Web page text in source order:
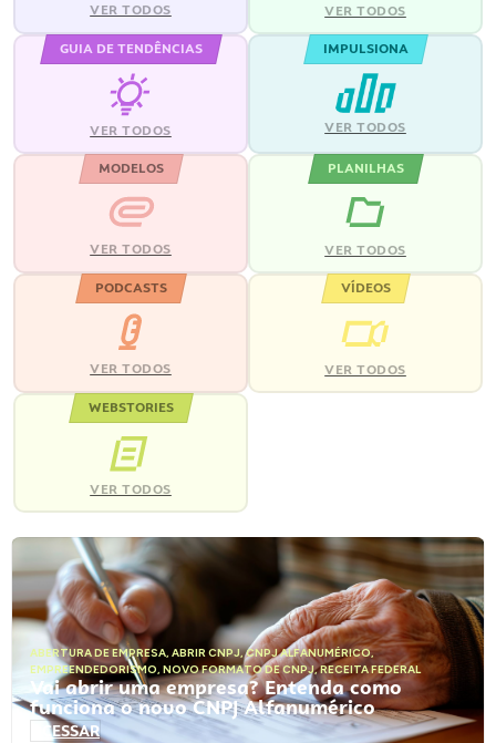
VER TODOS VER TODOS
GUIA DE TENDÊNCIAS
VER TODOS
IMPULSIONA
VER TODOS
MODELOS
VER TODOS
PLANILHAS
VER TODOS
PODCASTS
VER TODOS
VÍDEOS
VER TODOS
WEBSTORIES
VER TODOS
ABERTURA DE EMPRESA, ABRIR CNPJ,CNPJ ALFANUMÉRICO,
EMPREENDEDORISMO, NOVO FORMATO DE CNPJ,RECEITA FEDERAL
Vai abrir uma empresa? Entenda como
funciona o novo CNPJ Alfanumérico
ACESSAR